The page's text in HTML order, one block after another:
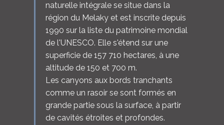
naturelle intégrale se situe dans la
région du Melaky et est inscrite depuis
1990 sur la liste du patrimoine mondial
de l'UNESCO. Elle s'étend sur une
superficie de 157 710 hectares, à une
altitude de 150 et 700 m.
Les canyons aux bords tranchants
comme un rasoir se sont formés en
grande partie sous la surface, à partir
de cavités étroites et profondes.